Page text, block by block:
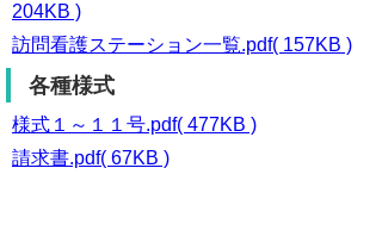
204KB )
訪問看護ステーション一覧.pdf( 157KB )
各種様式
様式１～１１号.pdf( 477KB )
請求書.pdf( 67KB )